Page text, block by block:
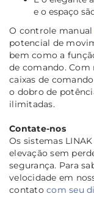
e o espaço
O controle manual
potencial de
bem como a
de comando. Com
caixas de
o dobro de
ilimitadas.
Contate-nos
Os sistemas
elevação sem
segurança. Para
velocidade em
contato com seu